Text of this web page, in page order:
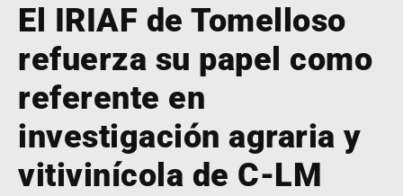
El IRIAF de Tomelloso
refuerza su papel como
referente en
investigación agraria y
vitivinícola de C-LM